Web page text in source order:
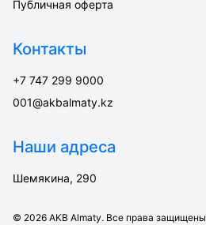
Публичная оферта
Контакты
+7 747 299 9000
001@akbalmaty.kz
Наши адреса
Шемякина, 290
© 2026 AKB Almaty. Все права защищены